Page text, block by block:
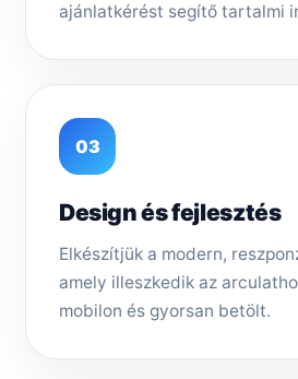
ajánlatkérést segítő tartalmi
03
Design és fejlesztés
Elkészítjük a modern,
amely illeszkedik az
mobilon és gyorsan betölt.